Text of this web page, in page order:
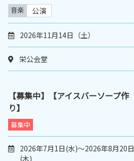
音楽 公演
2026年11月14日（土）
栄公会堂
【募集中】【アイスバーソープ作
り】
募集中
2026年7月1日(水)～2026年8月20日
(木)